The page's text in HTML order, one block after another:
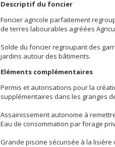
Descriptif du foncier
Foncier agricole parfaitement
de terres labourables agréées
Solde du foncier regroupant des
jardins autour des bâtiments.
Eléments complémentaires
Permis et autorisations pour la
supplémentaires dans les granges
Assainissement autonome à
Eau de consommation par forage
Grande piscine sécurisée à la lisière